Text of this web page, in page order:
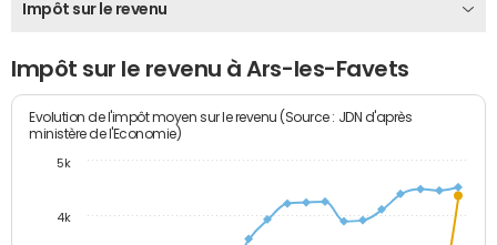
Impôt sur le revenu
Impôt sur le revenu à Ars-les-Favets
Evolution de l'impôt moyen sur le revenu (Source : JDN d'après
ministère de l'Economie)
4k
5k